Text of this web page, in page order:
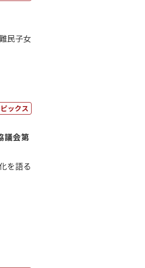
民子女
ピックス
議会第
を語る